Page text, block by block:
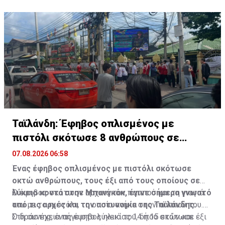
όλη τη Λατινική Αμερική. Αυξήθηκε 550% μέσα σε
λιγότερα από πέντε χρόνια.
Ταϊλάνδη: Έφηβος οπλισμένος με
πιστόλι σκότωσε 8 ανθρώπους σε
σχολείο (pics)
07.08.2026 06:58
Ένας έφηβος οπλισμένος με πιστόλι σκότωσε
οκτώ ανθρώπους, τους έξι από τους οποίους σε
λύκειο κοντά στην Μπανγκόκ, έγινε σήμερα γνωστό
από τις αρχές και την αστυνομία της Ταϊλάνδης.
Ο έφηβος σκότωσε αρχικά τον παππού και τη γιαγιά
του με το πιστόλι, το οποίο ανήκε στον παππού του.
Στη συνέχεια πήγε στο λύκειό του, όπου σκότωσε έξι
Ο δράστης, ένας έφηβος ηλικίας 14 ή 15 ετών και